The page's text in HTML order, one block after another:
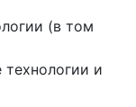
(в том
и